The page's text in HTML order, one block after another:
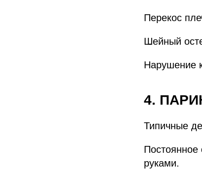
Перекос
Шейный
Нарушение
4.
Типичные
Постоянное
руками.